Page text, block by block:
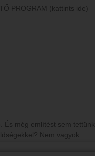
PROGRAM (kattints ide)
még említést sem
Nem vagyok